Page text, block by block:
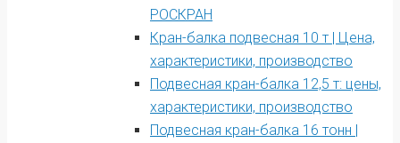
РОСКРАН
Кран-балка подвесная 10 т | Цена,
характеристики, производство
Подвесная кран-балка 12,5 т: цены,
характеристики, производство
Подвесная кран-балка 16 тонн |